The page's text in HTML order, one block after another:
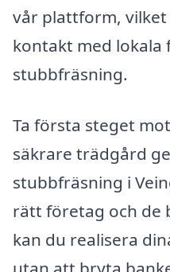
vår plattform,
kontakt med
stubbfräsning.
Ta första steget
säkrare trädgård
stubbfräsning i
rätt företag och de
kan du realisera